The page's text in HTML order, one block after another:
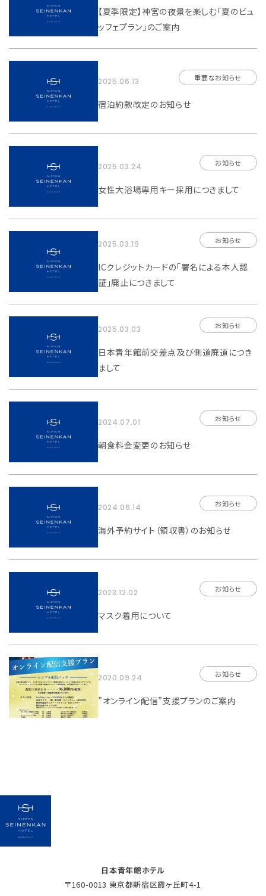
【夏季限定】神宮の夜景を楽しむ「夏のビュ
ッフェプラン」のご案内
2025.06.13 重要なお知らせ
宿泊約款改定のお知らせ
2025.03.24 お知らせ
女性大浴場専用キー採用につきまして
2025.03.19 お知らせ
ICクレジットカードの「署名による本人認
証」廃止につきまして
2025.03.03 お知らせ
日本青年館前交差点及び側道廃道につき
まして
2024.07.01 お知らせ
朝食料金変更のお知らせ
2024.06.14 お知らせ
海外予約サイト（領収書）のお知らせ
2023.12.02 お知らせ
マスク着用について
2020.09.24 お知らせ
”オンライン配信”支援プランのご案内
日本青年館ホテル
〒160-0013 東京都新宿区霞ヶ丘町4-1